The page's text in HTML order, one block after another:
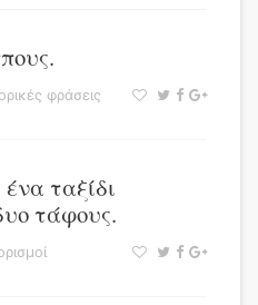
φράσεις
ταξίδι
τάφους.